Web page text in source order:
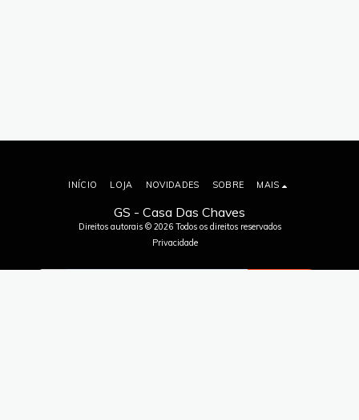
GS - Casa Das Chaves
Direitos autorais © 2026 Todos os direitos reservados
Privacidade
INÍCIO LOJA NOVIDADES SOBRE MAIS